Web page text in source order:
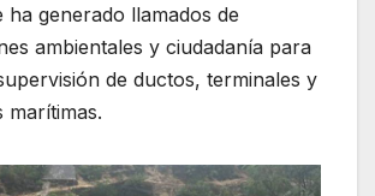
ha generado llamados de
ambientales y ciudadanía para
de ductos, terminales y
marítimas.